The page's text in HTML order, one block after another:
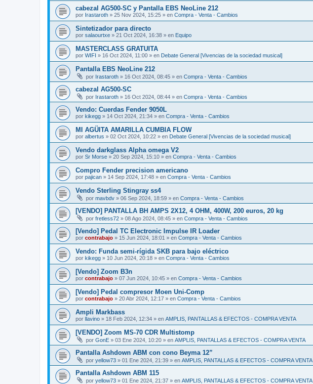
cabezal AG500-SC y Pantalla EBS NeoLine 212
por Irastaroth » 25 Nov 2024, 15:25 » en Compra - Venta - Cambios
Sintetizador para directo
por salaourtxe » 21 Oct 2024, 16:38 » en Equipo
MASTERCLASS GRATUITA
por WIFI » 16 Oct 2024, 11:00 » en Debate General [Vivencias de la sociedad musical]
Pantalla EBS NeoLine 212
por Irastaroth » 16 Oct 2024, 08:45 » en Compra - Venta - Cambios
cabezal AG500-SC
por Irastaroth » 16 Oct 2024, 08:44 » en Compra - Venta - Cambios
Vendo: Cuerdas Fender 9050L
por kikegg » 14 Oct 2024, 21:34 » en Compra - Venta - Cambios
MI AGÜITA AMARILLA CUMBIA FLOW
por albertus » 02 Oct 2024, 10:22 » en Debate General [Vivencias de la sociedad musical]
Vendo darkglass Alpha omega V2
por Sr Morse » 20 Sep 2024, 15:10 » en Compra - Venta - Cambios
Compro Fender precision americano
por pajican » 14 Sep 2024, 17:48 » en Compra - Venta - Cambios
Vendo Sterling Stingray ss4
por mavbdv » 06 Sep 2024, 18:59 » en Compra - Venta - Cambios
[VENDO] PANTALLA BH AMPS 2X12, 4 OHM, 400W, 200 euros, 20 kg
por fretless72 » 08 Ago 2024, 08:45 » en Compra - Venta - Cambios
[Vendo] Pedal TC Electronic Impulse IR Loader
por contrabajo » 15 Jun 2024, 18:01 » en Compra - Venta - Cambios
Vendo: Funda semi-rígida SKB para bajo eléctrico
por kikegg » 10 Jun 2024, 20:18 » en Compra - Venta - Cambios
[Vendo] Zoom B3n
por contrabajo » 07 Jun 2024, 10:45 » en Compra - Venta - Cambios
[Vendo] Pedal compresor Moen Uni-Comp
por contrabajo » 20 Abr 2024, 12:17 » en Compra - Venta - Cambios
Ampli Markbass
por llavino » 18 Feb 2024, 12:34 » en AMPLIS, PANTALLAS & EFECTOS - COMPRA VENTA
[VENDO] Zoom MS-70 CDR Multistomp
por GonE » 03 Ene 2024, 10:20 » en AMPLIS, PANTALLAS & EFECTOS - COMPRA VENTA
Pantalla Ashdown ABM con cono Beyma 12”
por yellow73 » 01 Ene 2024, 21:39 » en AMPLIS, PANTALLAS & EFECTOS - COMPRA VENTA
Pantalla Ashdown ABM 115
por yellow73 » 01 Ene 2024, 21:37 » en AMPLIS, PANTALLAS & EFECTOS - COMPRA VENTA